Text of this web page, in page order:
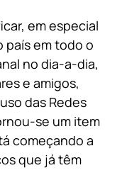
em especial
país em todo o
no dia-a-dia,
e amigos,
das Redes
se um item
começando a
que já têm